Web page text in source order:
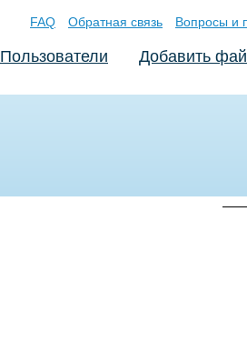
FAQ Обратная связь Вопросы и
Пользователи Добавить